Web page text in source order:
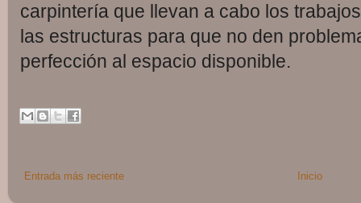
carpintería que llevan a cabo los
las estructuras para que no den
perfección al espacio disponible.
Entrada más reciente Inicio